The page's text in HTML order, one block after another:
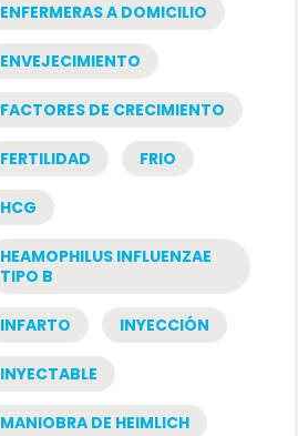
ENFERMERAS A DOMICILIO
ENVEJECIMIENTO
FACTORES DE CRECIMIENTO
FERTILIDAD FRIO
HCG
HEAMOPHILUS INFLUENZAE
TIPO B
INFARTO INYECCIÓN
INYECTABLE
MANIOBRA DE HEIMLICH